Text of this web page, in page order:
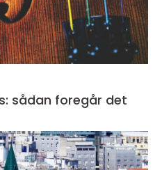
sådan foregår det